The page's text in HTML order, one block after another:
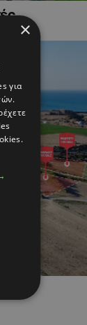
×
για